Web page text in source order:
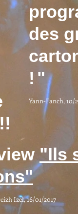
des
! "
Yann-Fanch, 10/
"Ils
Izel, 16/01/2017